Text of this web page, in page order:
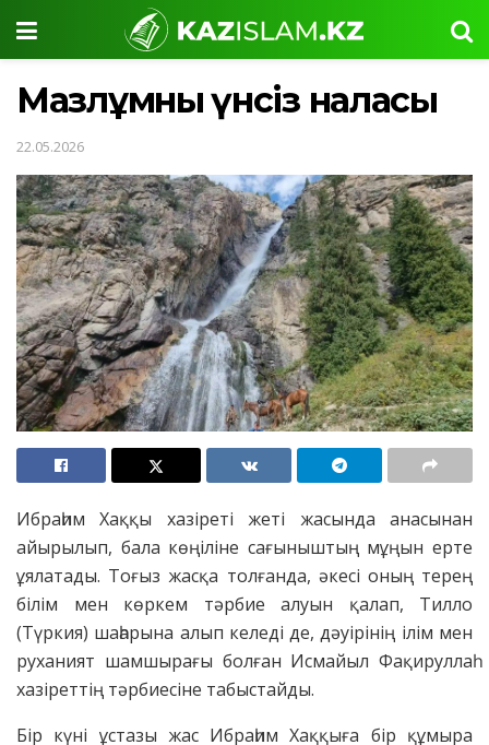
Мазлұмның үнсіз наласы
22.05.2026
Ибраһим Хаққы хазіреті жеті жасында анасынан
айырылып, бала көңіліне сағыныштың мұңын ерте
ұялатады. Тоғыз жасқа толғанда, әкесі оның терең
білім мен көркем тәрбие алуын қалап, Тилло
(Түркия) шаһарына алып келеді де, дәуірінің ілім мен
руханият шамшырағы болған Исмайыл Фақируллаһ
хазіреттің тәрбиесіне табыстайды.
Бір күні ұстазы жас Ибраһим Хаққыға бір құмыра